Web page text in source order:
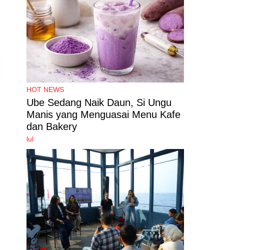
HOT NEWS
Ube Sedang Naik Daun, Si Ungu
Manis yang Menguasai Menu Kafe
dan Bakery
lul